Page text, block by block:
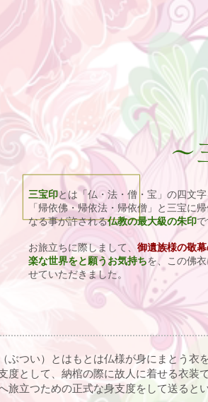
三宝印とは「仏・法・僧・宝」の四文
「帰依佛・帰依法・帰依僧」と三宝に
なる事が許される仏教の最大級の朱印で
お旅立ちに際しまして、 御遺族様の敬
楽な世界をと願うお気持ちを、この佛
せていただきました。
～
ぶつい）とはもとは仏様が身にまとう
度として、納棺の際に故人に着せる衣
旅立つための正式な身支度をして送ると